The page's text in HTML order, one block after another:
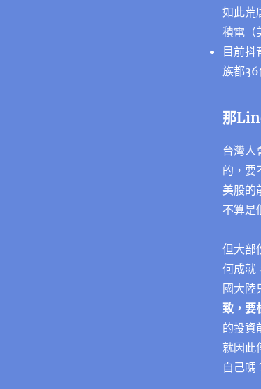
如此荒
積電（
目前抖
族都36
那
台灣人
的，要
美股的
不算是
但大部
何成就
國大陸
致，要
的投資
就因此
自己嗎